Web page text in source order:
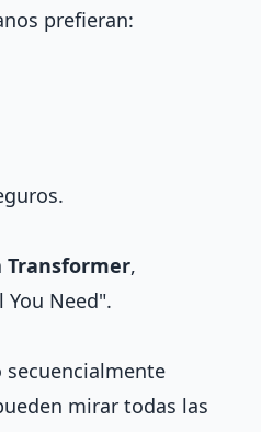
prefieran:
Transformer,
Need".
mirar todas las